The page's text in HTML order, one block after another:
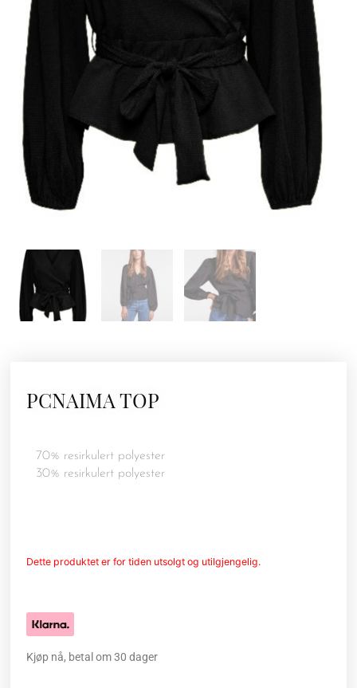
PCNAIMA TOP
70% resirkulert polyester
30% resirkulert polyester
Dette produktet er for tiden utsolgt og utilgjengelig.
Kjøp nå, betal om 30 dager